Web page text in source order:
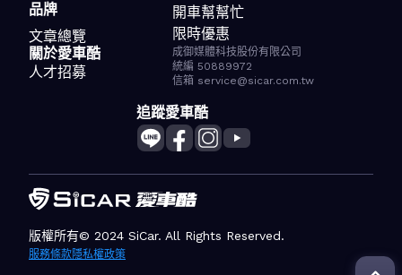
品牌
文章總覽
開車幫幫忙
限時優惠
關於愛車酷
人才招募
成御媒體科技股份有限公司
統編 50889972
信箱 service@sicar.com.tw
追蹤愛車酷
版權所有© 2024 SiCar. All Rights Reserved.
服務條款隱私權政策